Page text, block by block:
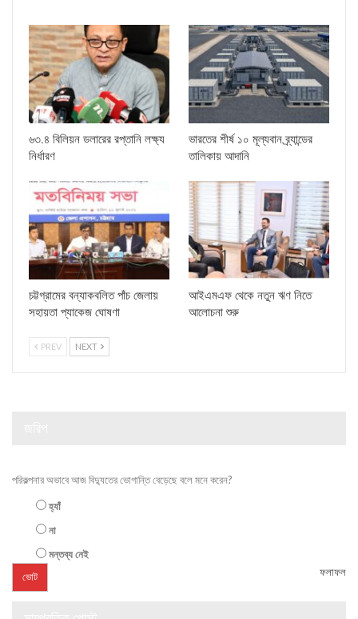
৬৩.৪ বিলিয়ন ডলারের রপ্তানি লক্ষ্য
নির্ধারণ
ভারতের শীর্ষ ১০ মূল্যবান ব্র্যান্ডের
তালিকায় আদানি
চট্টগ্রামের বন্যাকবলিত পাঁচ জেলায়
সহায়তা প্যাকেজ ঘোষণা
আইএমএফ থেকে নতুন ঋণ নিতে
আলোচনা শুরু
PREV NEXT
পরিকল্পনার অভাবে আজ বিদ্যুতের ভোগান্তি বেড়েছে বলে মনে করেন?
হ্যাঁ
না
মন্তব্য নেই
ফলাফল